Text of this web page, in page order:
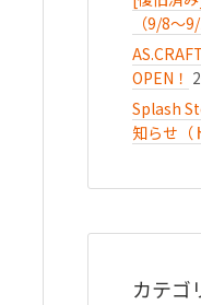
（9/8〜
OPEN！
Splash
知らせ（
カテゴ